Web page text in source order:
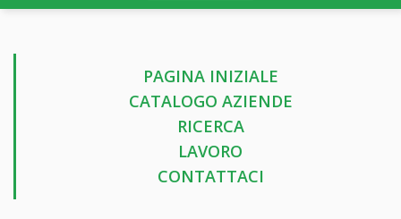
PAGINA INIZIALE
CATALOGO AZIENDE
RICERCA
LAVORO
CONTATTACI